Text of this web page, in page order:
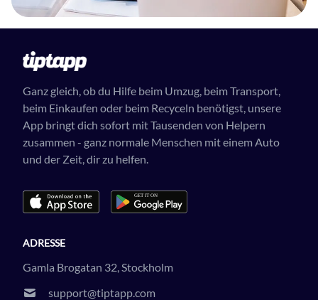
Ganz gleich, ob du Hilfe beim Umzug, beim Transport,
beim Einkaufen oder beim Recyceln benötigst, unsere
App bringt dich sofort mit Tausenden von Helpern
zusammen - ganz normale Menschen mit einem Auto
und der Zeit, dir zu helfen.
ADRESSE
Gamla Brogatan 32, Stockholm
support@tiptapp.com